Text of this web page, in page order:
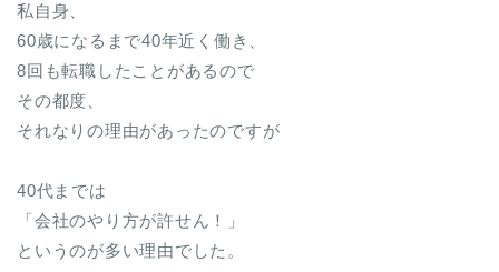
私自身、
60歳になるまで40年近く働き、
8回も転職したことがあるので
その都度、
それなりの理由があったのですが
40代までは
「会社のやり方が許せん！」
というのが多い理由でした。